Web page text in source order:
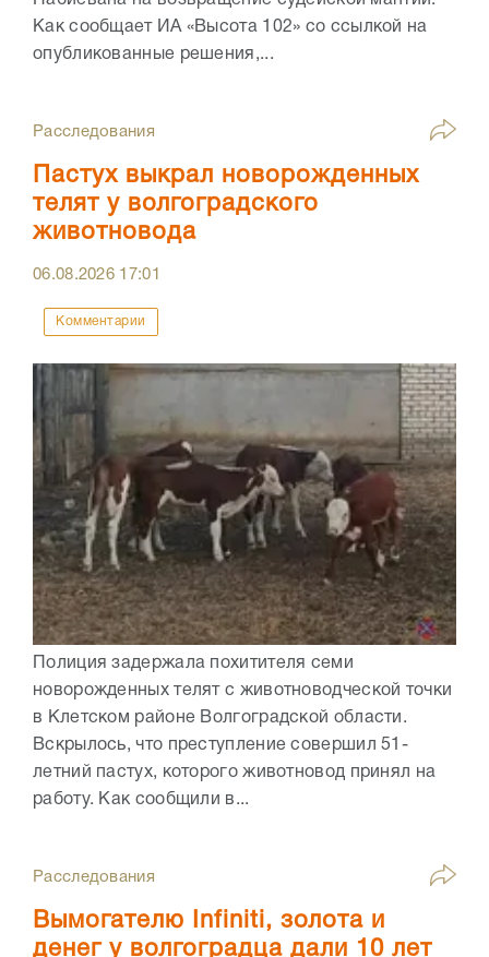
Как сообщает ИА «Высота 102» со ссылкой на
опубликованные решения,...
Расследования
Пастух выкрал новорожденных
телят у волгоградского
животновода
06.08.2026 17:01
Комментарии
Полиция задержала похитителя семи
новорожденных телят с животноводческой точки
в Клетском районе Волгоградской области.
Вскрылось, что преступление совершил 51-
летний пастух, которого животновод принял на
работу. Как сообщили в...
Расследования
Вымогателю Infiniti, золота и
денег у волгоградца дали 10 лет